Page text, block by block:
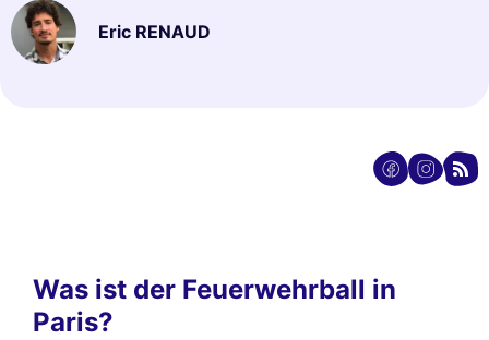
Eric RENAUD
Was ist der Feuerwehrball in
Paris?